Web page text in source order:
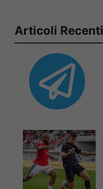
Articoli Recenti